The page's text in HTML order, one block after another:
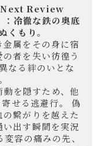
Next Review
：冷徹な鉄の奥底
くもり。
属をその身に宿
者を失い彷徨う
なる絆のいとな
を隠すため、他
せる逃避行。 偽
繋がりを越えた
出す瞬間を実況
容の痛みの先、